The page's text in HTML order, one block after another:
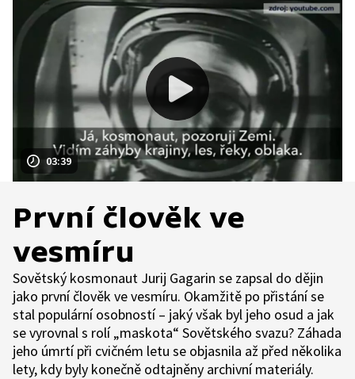
03:39
První člověk ve
vesmíru
Sovětský kosmonaut Jurij Gagarin se zapsal do dějin
jako první člověk ve vesmíru. Okamžitě po přistání se
stal populární osobností – jaký však byl jeho osud a jak
se vyrovnal s rolí „maskota“ Sovětského svazu? Záhada
jeho úmrtí při cvičném letu se objasnila až před několika
lety, kdy byly konečně odtajněny archivní materiály.